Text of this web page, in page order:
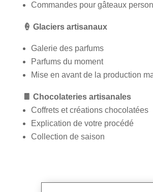
Commandes pour gâteaux
🍦 Glaciers artisanaux
Galerie des parfums
Parfums du moment
Mise en avant de la production
🍫 Chocolateries artisanales
Coffrets et créations chocolatées
Explication de votre procédé
Collection de saison